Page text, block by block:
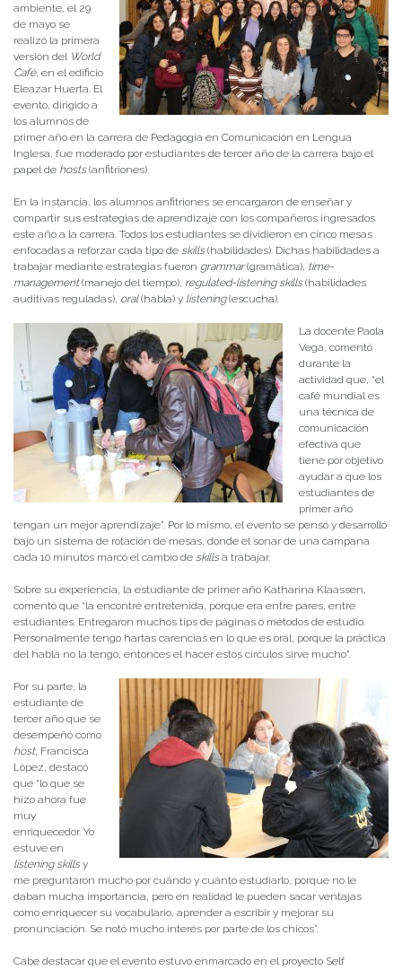
ambiente, el 29
de mayo se
realizó la primera
versión del World
Café, en el edificio
Eleazar Huerta. El
evento, dirigido a
los alumnos de
primer año en la carrera de Pedagogía en Comunicación en Lengua
Inglesa, fue moderado por estudiantes de tercer año de la carrera bajo el
papel de hosts(anfitriones).
En la instancia, los alumnos anfitriones se encargaron de enseñar y
compartir sus estrategias de aprendizaje con los compañeros ingresados
este año a la carrera. Todos los estudiantes se dividieron en cinco mesas
enfocadas a reforzar cada tipo de skills(habilidades). Dichas habilidades a
trabajar mediante estrategias fueron grammar(gramática), time-
management(manejo del tiempo), regulated-listening skills(habilidades
auditivas reguladas), oral(habla) y listening(escucha).
La docente Paola
Vega, comentó
durante la
actividad que, “el
café mundial es
una técnica de
comunicación
efectiva que
tiene por objetivo
ayudar a que los
estudiantes de
primer año
tengan un mejor aprendizaje”. Por lo mismo, el evento se pensó y desarrolló
bajo un sistema de rotación de mesas, donde el sonar de una campana
cada 10 minutos marcó el cambio de skillsa trabajar.
Sobre su experiencia, la estudiante de primer año Katharina Klaassen,
comentó que “la encontré entretenida, porque era entre pares, entre
estudiantes. Entregaron muchos tips de páginas o métodos de estudio.
Personalmente tengo hartas carencias en lo que es oral, porque la práctica
del habla no la tengo, entonces el hacer estos círculos sirve mucho”.
Por su parte, la
estudiante de
tercer año que se
desempeñó como
host, Francisca
López, destacó
que “lo que se
hizo ahora fue
muy
enriquecedor. Yo
estuve en
listening skillsy
me preguntaron mucho por cuándo y cuánto estudiarlo, porque no le
daban mucha importancia, pero en realidad le pueden sacar ventajas
como enriquecer su vocabulario, aprender a escribir y mejorar su
pronunciación. Se notó mucho interés por parte de los chicos”.
Cabe destacar que el evento estuvo enmarcado en el proyecto Self